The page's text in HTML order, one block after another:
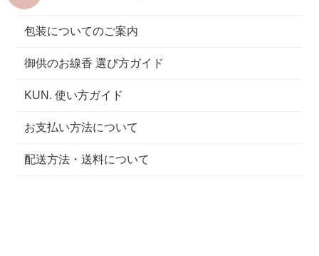
包装についてのご案内
御供のお線香 選び方ガイド
KUN. 使い方ガイド
お支払い方法について
配送方法・送料について